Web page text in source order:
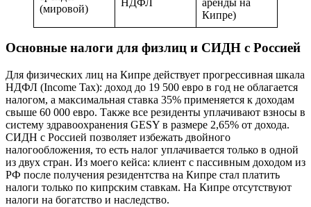
(мировой)
Кипре)
Основные налоги для физлиц и СИДН с Россией
Для физических лиц на Кипре действует прогрессивная шкала
НДФЛ (Income Tax): доход до 19 500 евро в год не облагается
налогом, а максимальная ставка 35% применяется к доходам
свыше 60 000 евро. Также все резиденты уплачивают взносы в
систему здравоохранения GESY в размере 2,65% от дохода.
СИДН с Россией позволяет избежать двойного
налогообложения, то есть налог уплачивается только в одной
из двух стран. Из моего кейса: клиент с пассивным доходом из
РФ после получения резидентства на Кипре стал платить
налоги только по кипрским ставкам. На Кипре отсутствуют
налоги на богатство и наследство.